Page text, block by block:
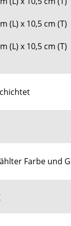
(L) x 10,5 cm (T)
(L) x 10,5 cm (T)
Farbe und